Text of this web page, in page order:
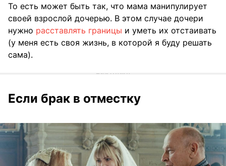
То есть может быть так, что мама манипулирует
своей взрослой дочерью. В этом случае дочери
нужно расставлять границы и уметь их отстаивать
(у меня есть своя жизнь, в которой я буду решать
сама).
Если брак в отместку